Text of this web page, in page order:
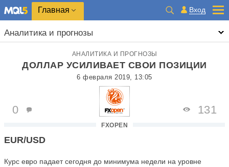
Главная Вход
Аналитика и прогнозы
АНАЛИТИКА И ПРОГНОЗЫ
ДОЛЛАР УСИЛИВАЕТ СВОИ ПОЗИЦИИ
6 февраля 2019, 13:05
FXOPEN
0 131
EUR/USD
Курс евро падает сегодня до минимума недели на уровне